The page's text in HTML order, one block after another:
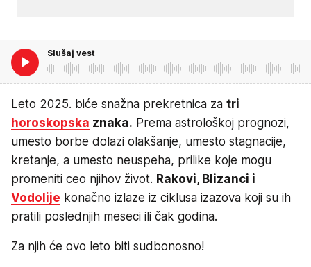
Slušaj vest
Leto 2025. biće snažna prekretnica za tri
horoskopska znaka. Prema astrološkoj prognozi,
umesto borbe dolazi olakšanje, umesto stagnacije,
kretanje, a umesto neuspeha, prilike koje mogu
promeniti ceo njihov život. Rakovi, Blizanci i
Vodolije konačno izlaze iz ciklusa izazova koji su ih
pratili poslednjih meseci ili čak godina.
Za njih će ovo leto biti sudbonosno!